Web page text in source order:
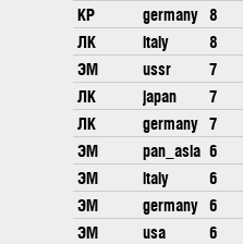
КР
germany 8
ЛК
italy 8
ЭМ
ussr 7
ЛК
japan 7
ЛК
germany 7
ЭМ
pan_asia 6
ЭМ
italy 6
ЭМ
germany 6
ЭМ
usa 6